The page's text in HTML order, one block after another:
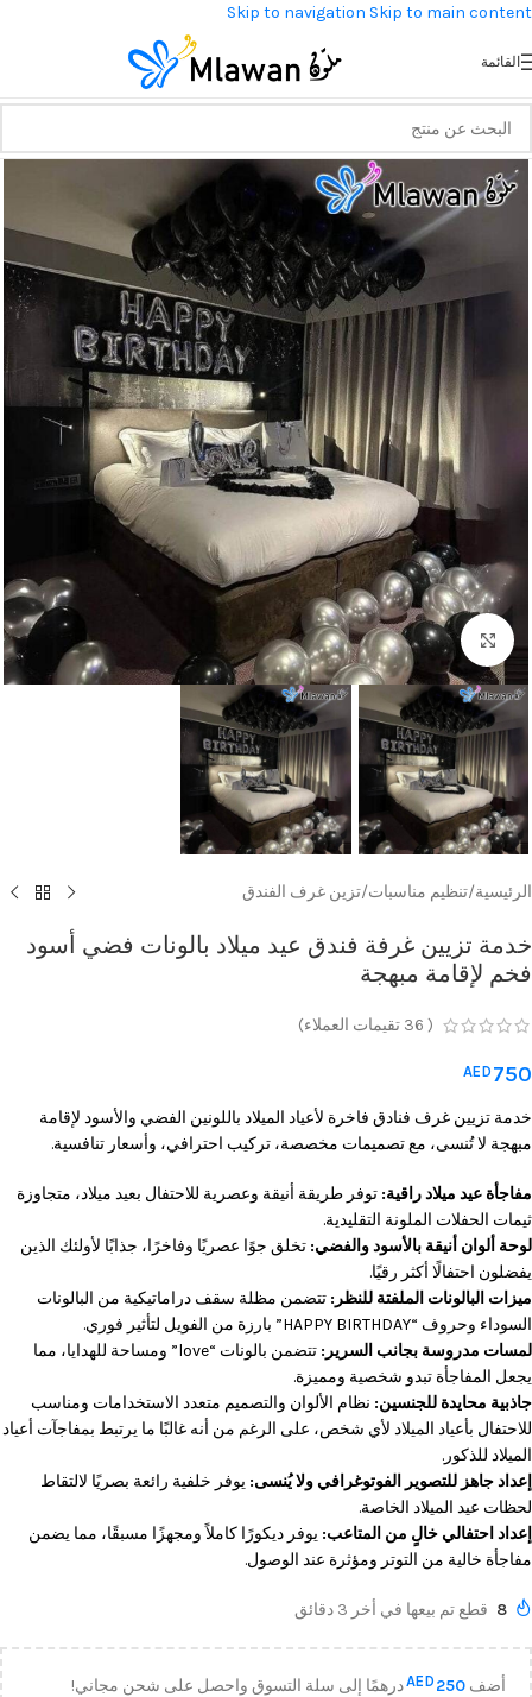
Skip to navigation Skip to main content
القائمة
Click to enlarge
الرئيسية/تنظيم مناسبات/تزين غرف الفندق
خدمة تزيين غرفة فندق عيد ميلاد بالونات فضي أسود
فخم لإقامة مبهجة
(
36 تقيمات العملاء)
AED 750
خدمة تزيين غرف فنادق فاخرة لأعياد الميلاد باللونين الفضي والأسود لإقامة
مبهجة لا تُنسى، مع تصميمات مخصصة، تركيب احترافي، وأسعار تنافسية.
مفاجأة عيد ميلاد راقية: توفر طريقة أنيقة وعصرية للاحتفال بعيد ميلاد، متجاوزة
ثيمات الحفلات الملونة التقليدية.
لوحة ألوان أنيقة بالأسود والفضي: تخلق جوًا عصريًا وفاخرًا، جذابًا لأولئك الذين
يفضلون احتفالًا أكثر رقيًا.
ميزات البالونات الملفتة للنظر: تتضمن مظلة سقف دراماتيكية من البالونات
السوداء وحروف “HAPPY BIRTHDAY” بارزة من الفويل لتأثير فوري.
لمسات مدروسة بجانب السرير:
تتضمن بالونات “love” ومساحة للهدايا، مما
يجعل المفاجأة تبدو شخصية ومميزة.
جاذبية محايدة للجنسين: نظام الألوان والتصميم متعدد الاستخدامات ومناسب
للاحتفال بأعياد الميلاد لأي شخص، على الرغم من أنه غالبًا ما يرتبط بمفاجآت أعياد
الميلاد للذكور.
إعداد جاهز للتصوير الفوتوغرافي ولا يُنسى: يوفر خلفية رائعة بصريًا لالتقاط
لحظات عيد الميلاد الخاصة.
إعداد احتفالي خالٍ من المتاعب: يوفر ديكورًا كاملاً ومجهزًا مسبقًا، مما يضمن
مفاجأة خالية من التوتر ومؤثرة عند الوصول.
8 قطع تم بيعها في أخر 3 دقائق
أضف AED 250 درهمًا إلى سلة التسوق واحصل على شحن مجاني!